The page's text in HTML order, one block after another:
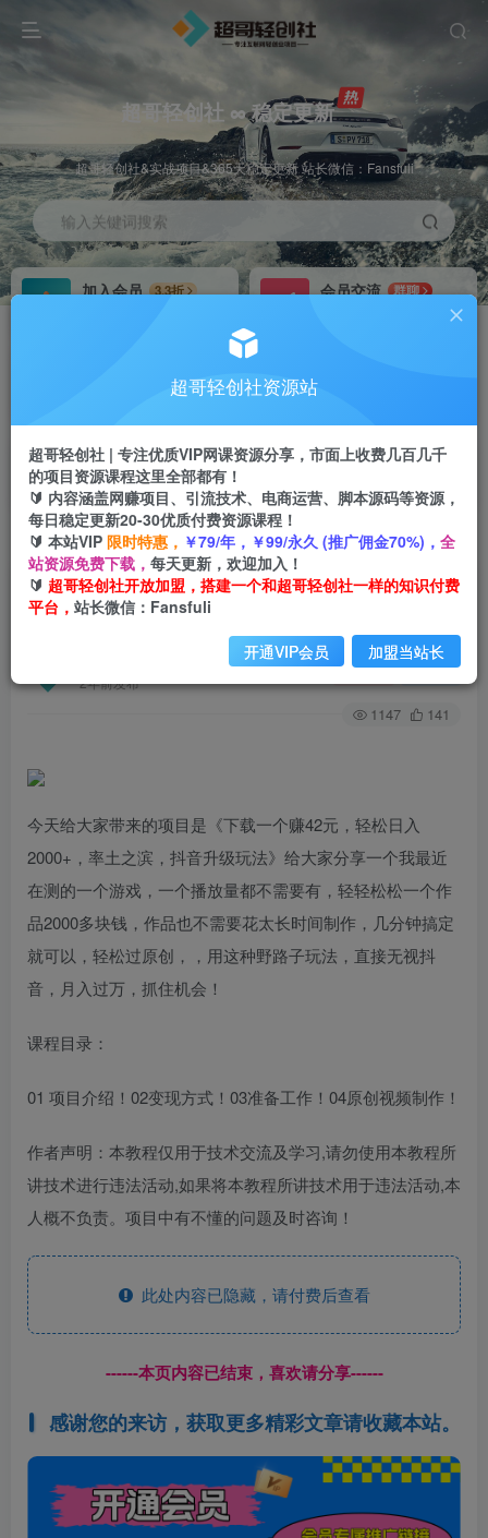
超哥轻创社 ∞ 稳定更新
超哥轻创社&实战项目&365天稳定更新 站长微信：Fansfuli
输入关键词搜索
加入会员
3.3折
会员交流
群聊
推广返佣高达70%
首页 创业课程 会员专属 正文
（7088期）下载一个赚42元，轻松日入2000+，
率土之滨，抖音升级玩法
2年前发布
关注 私信
1147 141
今天给大家带来的项目是《下载一个赚42元，轻松日入
2000+，率土之滨，抖音升级玩法》给大家分享一个我最近
在测的一个游戏，一个播放量都不需要有，轻轻松松一个作
品2000多块钱，作品也不需要花太长时间制作，几分钟搞定
就可以，轻松过原创，，用这种野路子玩法，直接无视抖
音，月入过万，抓住机会！
课程目录：
01 项目介绍！02变现方式！03准备工作！04原创视频制作！
作者声明：本教程仅用于技术交流及学习,请勿使用本教程所
讲技术进行违法活动,如果将本教程所讲技术用于违法活动,本
人概不负责。项目中有不懂的问题及时咨询！
此处内容已隐藏，请付费后查看
------本页内容已结束，喜欢请分享------
感谢您的来访，获取更多精彩文章请收藏本站。
超哥轻创社资源站
超哥轻创社 | 专注优质VIP网课资源分享，市面上收费几百几千
的项目资源课程这里全部都有！
🔰 内容涵盖网赚项目、引流技术、电商运营、脚本源码等资源，
每日稳定更新20-30优质付费资源课程！
🔰 本站VIP 限时特惠， ￥79/年，￥99/永久 (推广佣金70%)， 全
站资源免费下载， 每天更新，欢迎加入！
🔰 超哥轻创社开放加盟，搭建一个和超哥轻创社一样的知识付费
平台， 站长微信：Fansfuli
开通VIP会员 加盟当站长